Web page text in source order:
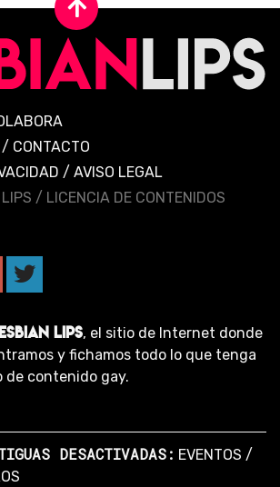
/ CONTACTO
/ AVISO LEGAL
/ LICENCIA DE CONTENIDOS
LIPS, el sitio de Internet donde
y fichamos todo lo que tenga
de contenido gay.
DESACTIVADAS: EVENTOS /